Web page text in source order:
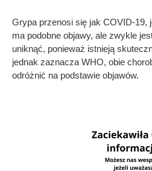
Grypa przenosi się jak COVID-19,
ma podobne objawy, ale zwykle
uniknąć, ponieważ istnieją
jednak zaznacza WHO, obie
odróżnić na podstawie objawów.